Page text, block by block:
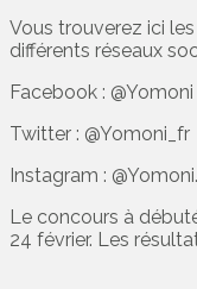
Vous trouverez ici
différents réseaux
Facebook : @Yomoni
Twitter : @Yomoni_fr
Instagram :
Le concours à
24 février. Les